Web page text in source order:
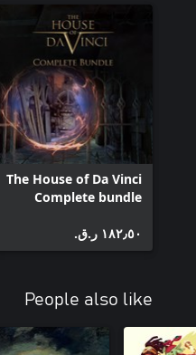
The House of Da Vinci
Complete bundle
١٨٢٫٥٠ ر.ق.‏
People also like